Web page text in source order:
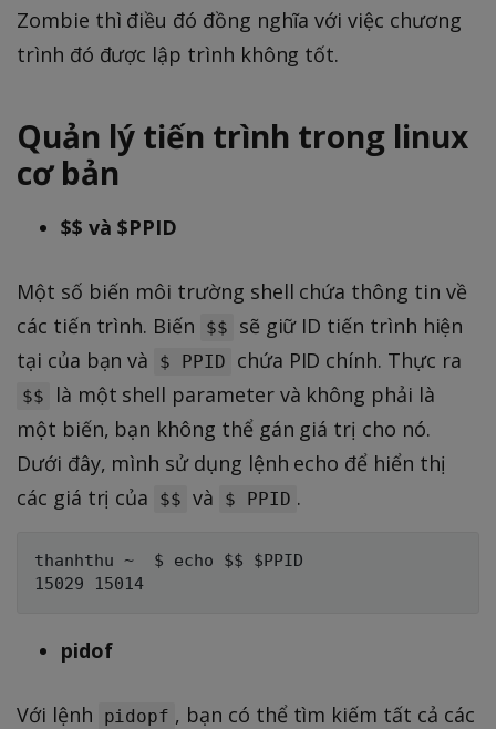
Zombie thì điều đó đồng nghĩa với việc chương
trình đó được lập trình không tốt.
Quản lý tiến trình trong linux
cơ bản
$$ và $PPID
Một số biến môi trường shell chứa thông tin về
các tiến trình. Biến
$$
sẽ giữ ID tiến trình hiện
tại của bạn và
$ PPID chứa PID chính. Thực ra
$$
là một shell parameter và không phải là
một biến, bạn không thể gán giá trị cho nó.
Dưới đây, mình sử dụng lệnh echo để hiển thị
các giá trị của
$$ và $ PPID .
thanhthu ~  $ echo $$ $PPID
pidof
Với lệnh pidopf , bạn có thể tìm kiếm tất cả các